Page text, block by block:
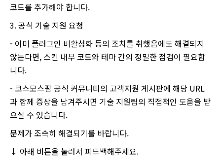
코드를 추가해야 합니다.
3. 공식 기술 지원 요청
- 이미 플러그인 비활성화 등의 조치를 취했음에도 해결되지
않는다면, 스킨 내부 코드와 테마 간의 정밀한 점검이 필요합
니다.
- 코스모스팜 공식 커뮤니티의 고객지원 게시판에 해당 URL
과 함께 증상을 남겨주시면 기술 지원팀의 직접적인 도움을 받
으실 수 있습니다.
문제가 조속히 해결되기를 바랍니다.
↓ 아래 버튼을 눌러서 피드백해주세요.